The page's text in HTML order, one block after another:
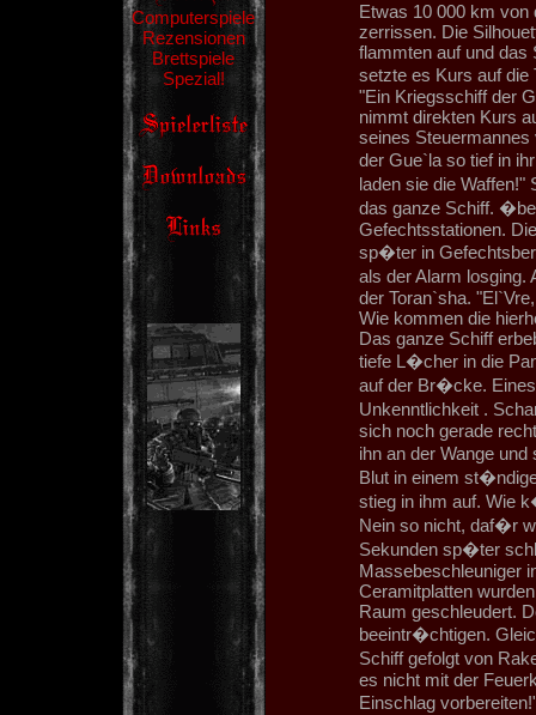
Computerspiele
Rezensionen
Brettspiele
Spezial!
Etwas 10 000 km von
zerrissen. Die
flammten auf und das
setzte es Kurs auf
"Ein Kriegsschiff der
nimmt direkten Kurs
seines
der Gue`la so tief in
laden sie die
das ganze Schiff.
Gefechtsstationen.
sp�ter in
als der Alarm
der Toran`sha.
Wie kommen die
Das ganze Schiff
tiefe L�cher in die
auf der Br�cke. Eines
Unkenntlichkeit .
sich noch gerade
ihn an der Wange
Blut in einem
stieg in ihm auf. Wie
Nein so nicht, daf�r
Sekunden sp�ter
Massebeschleuniger
Ceramitplatten
Raum geschleudert.
beeintr�chtigen.
Schiff gefolgt von
es nicht mit der
Einschlag